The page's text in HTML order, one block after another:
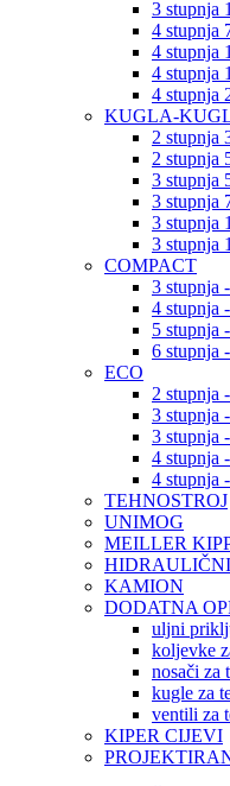
3 stupnja
4 stupnja
4 stupnja
4 stupnja
4 stupnja
KUGLA-
2 stupnja
2 stupnja
3 stupnja
3 stupnja
3 stupnja
3 stupnja
COMPACT
3 stupnja
4 stupnja
5 stupnja
6 stupnja
ECO
2 stupnja
3 stupnja
3 stupnja
4 stupnja
4 stupnja
TEHNOSTROJ
UNIMOG
MEILLER
KAMION
DODATNA
uljni
koljevke
nosači za
kugle za
ventili za
KIPER CIJEVI